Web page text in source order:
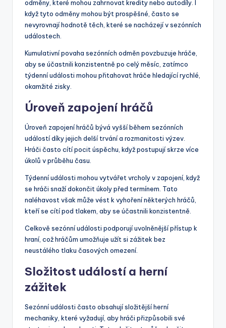
odměny, které mohou zahrnovat kredity nebo autodíly. I
když tyto odměny mohou být prospěšné, často se
nevyrovnají hodnotě těch, které se nacházejí v sezónních
událostech.
Kumulativní povaha sezónních odměn povzbuzuje hráče,
aby se účastnili konzistentně po celý měsíc, zatímco
týdenní události mohou přitahovat hráče hledající rychlé,
okamžité zisky.
Úroveň zapojení hráčů
Úroveň zapojení hráčů bývá vyšší během sezónních
událostí díky jejich delší trvání a rozmanitosti výzev.
Hráči často cítí pocit úspěchu, když postupují skrze více
úkolů v průběhu času.
Týdenní události mohou vytvářet vrcholy v zapojení, když
se hráči snaží dokončit úkoly před termínem. Tato
naléhavost však může vést k vyhoření některých hráčů,
kteří se cítí pod tlakem, aby se účastnili konzistentně.
Celkově sezónní události podporují uvolněnější přístup k
hraní, což hráčům umožňuje užít si zážitek bez
neustálého tlaku časových omezení.
Složitost událostí a herní
zážitek
Sezónní události často obsahují složitější herní
mechaniky, které vyžadují, aby hráči přizpůsobili své